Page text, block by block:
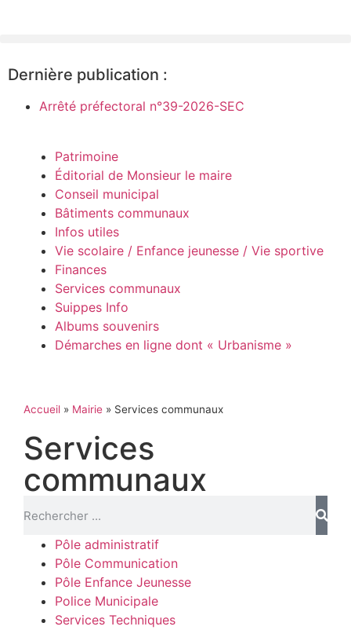
Dernière publication :
Arrêté préfectoral n°39-2026-SEC
Patrimoine
Éditorial de Monsieur le maire
Conseil municipal
Bâtiments communaux
Infos utiles
Vie scolaire / Enfance jeunesse / Vie sportive
Finances
Services communaux
Suippes Info
Albums souvenirs
Démarches en ligne dont « Urbanisme »
Accueil » Mairie » Services communaux
Services
communaux
Pôle administratif
Pôle Communication
Pôle Enfance Jeunesse
Police Municipale
Services Techniques